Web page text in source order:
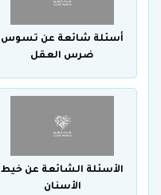
أسئلة شائعة عن تسوس
ضرس العقل
الأسئلة الشائعة عن خيط
الأسنان